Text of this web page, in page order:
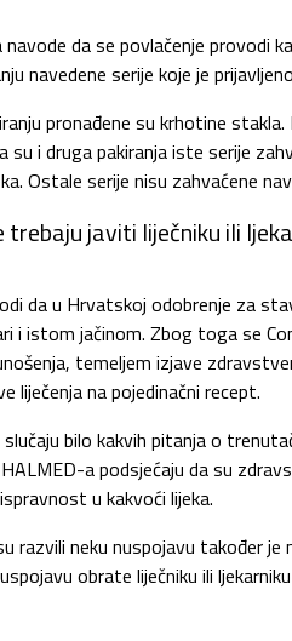
da se povlačenje provodi
navedene serije koje je
pronađene su krhotine
su i druga pakiranja iste serije
Ostale serije nisu zahvaćene
trebaju javiti liječniku ili
da u Hrvatskoj odobrenje za
i istom jačinom. Zbog toga se
temeljem izjave
liječenja na pojedinačni recept.
slučaju bilo kakvih pitanja o
a podsjećaju da su
u kakvoći lijeka.
razvili neku nuspojavu također
obrate liječniku ili